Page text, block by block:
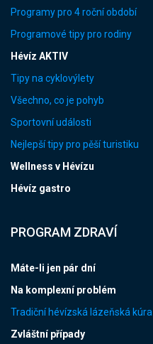
Programy pro 4 roční období
Programové tipy pro rodiny
Hévíz AKTIV
Tipy na cyklovýlety
Všechno, co je pohyb
Sportovní události
Nejlepší tipy pro pěší turistiku
Wellness v Hévízu
Hévíz gastro
PROGRAM ZDRAVÍ
Máte-li jen pár dní
Na komplexní problém
Tradiční hévízská lázeňská kúra
Zvláštní případy